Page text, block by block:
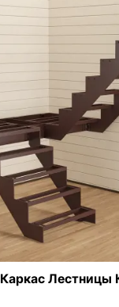
Каркас Лестницы